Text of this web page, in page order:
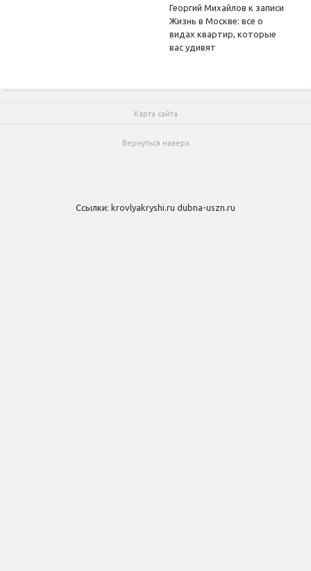
Георгий Михайлов к записи
Жизнь в Москве: все о
видах квартир, которые
вас удивят
Карта сайта
Вернуться наверх
Ссылки: krovlyakryshi.ru dubna-uszn.ru